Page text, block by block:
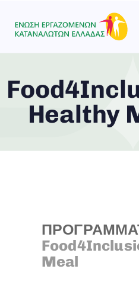
Healthy
Meal